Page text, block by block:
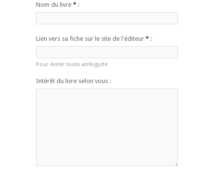
Nom du livre * :
Lien vers sa fiche sur le site de l'éditeur * :
Pour éviter toute ambiguïté
Intérêt du livre selon vous :